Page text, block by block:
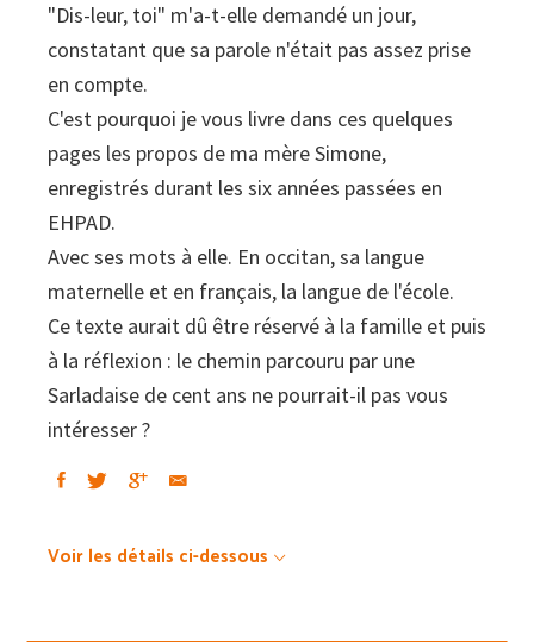
"Dis-leur, toi" m'a-t-elle demandé un jour,
constatant que sa parole n'était pas assez prise
en compte.
C'est pourquoi je vous livre dans ces quelques
pages les propos de ma mère Simone,
enregistrés durant les six années passées en
EHPAD.
Avec ses mots à elle. En occitan, sa langue
maternelle et en français, la langue de l'école.
Ce texte aurait dû être réservé à la famille et puis
à la réflexion : le chemin parcouru par une
Sarladaise de cent ans ne pourrait-il pas vous
intéresser ?
Voir les détails ci-dessous